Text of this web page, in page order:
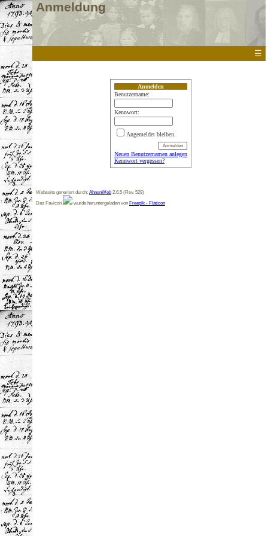
Anmeldung
☰
Anmelden
Benutzername:
Kennwort:
Angemeldet bleiben.
Neuen Benutzernamen anlegen
Kennwort vergessen?
Webseite generiert durch: AhnenWeb 2.6.5 (Rev. 529)
Das Favicon
wurde heruntergeladen von Freepik - Flaticon